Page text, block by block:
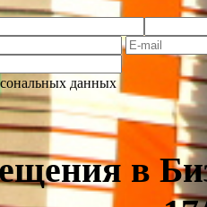
данных
в